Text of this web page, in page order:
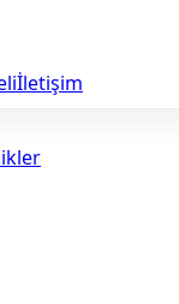
İletişim